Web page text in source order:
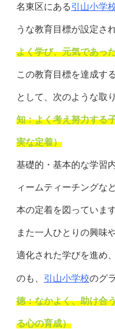
名東区にある引山小学
うな教育目標が設定さ
よく学び、元気であっ
この教育目標を達成す
として、次のような取
知：よく考え努力する
実な定着）
基礎的・基本的な学習
ィームティーチングな
本の定着を図っています
また一人ひとりの興味
適化された学びを進め
のも、 引山小学校のグ
徳：なかよく、助け合
る心の育成）